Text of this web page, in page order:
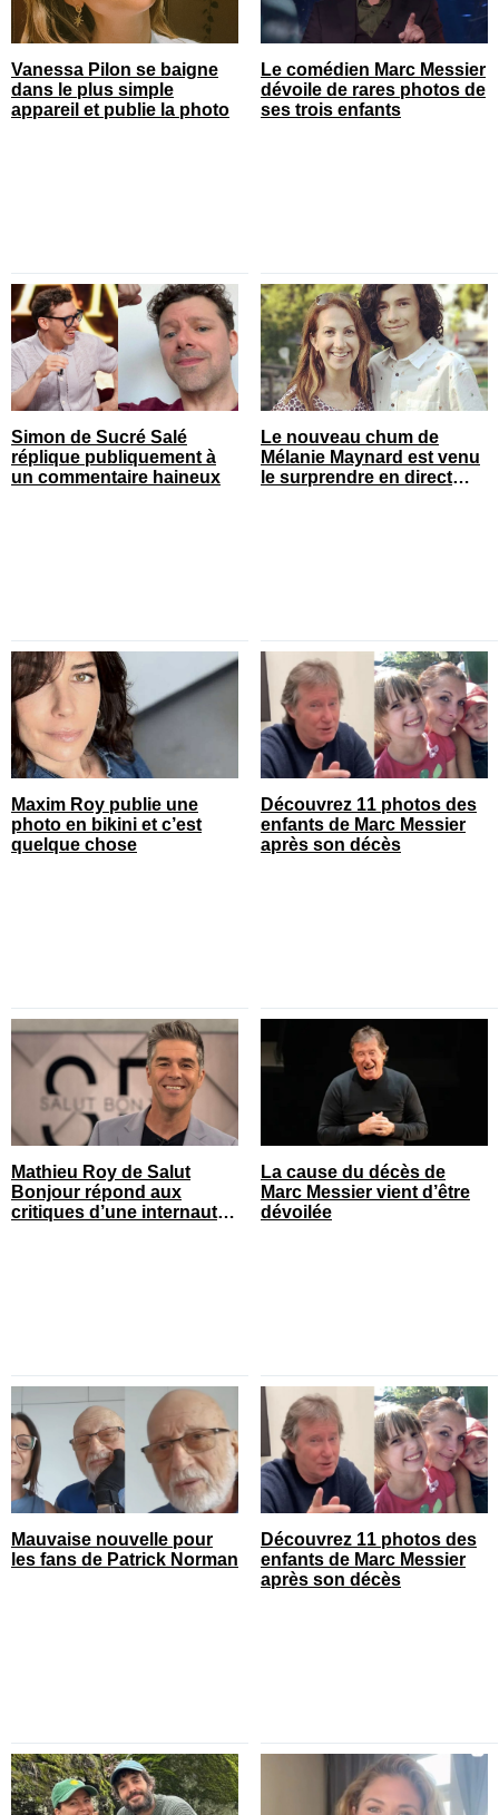
Vanessa Pilon se baigne
dans le plus simple
appareil et publie la photo
Le comédien Marc Messier
dévoile de rares photos de
ses trois enfants
Simon de Sucré Salé
réplique publiquement à
un commentaire haineux
Le nouveau chum de
Mélanie Maynard est venu
le surprendre en direct
Maxim Roy publie une
photo en bikini et c’est
quelque chose
Découvrez 11 photos des
enfants de Marc Messier
après son décès
Mathieu Roy de Salut
Bonjour répond aux
critiques d’une internaute
La cause du décès de
Marc Messier vient d’être
dévoilée
Mauvaise nouvelle pour
les fans de Patrick Norman
Découvrez 11 photos des
enfants de Marc Messier
après son décès